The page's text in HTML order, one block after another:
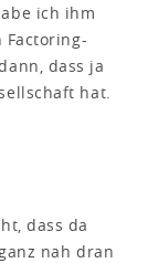
ich ihm
Factoring-
dass ja
hat.
dass da
nah dran